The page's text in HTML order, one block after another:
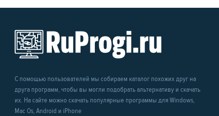
С помощью пользователей мы собираем каталог похожих друг на
друга программ, чтобы вы могли подобрать альтернативу и скачать
их. На сайте можно скачать популярные программы для Windows,
Mac Os, Android и iPhone